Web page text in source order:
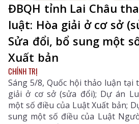
ĐBQH tỉnh Lai Châu
luật: Hòa giải ở cơ sở
Sửa đổi, bổ sung một
Xuất bản
CHÍNH TRỊ
Sáng 5/8, Quốc hội thảo luận tại
giải ở cơ sở (sửa đổi); Dự án
một số điều của Luật Xuất bản;
sung một số điều của Luật